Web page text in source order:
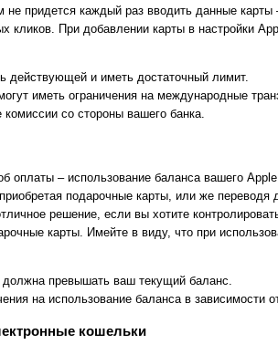
придется каждый раз вводить данные карты
кликов. При добавлении карты в настройки
действующей и иметь достаточный лимит.
иметь ограничения на международные
со стороны вашего банка.
оплаты – использование баланса вашего
подарочные карты, или же переводя
решение, если вы хотите
карты. Имейте в виду, что при
превышать ваш текущий баланс.
на использование баланса в зависимости
кошельки